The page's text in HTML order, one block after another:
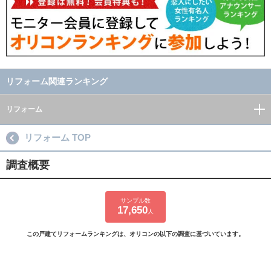
リフォーム関連ランキング
リフォーム
リフォーム TOP
調査概要
サンプル数
17,650 人
この戸建てリフォームランキングは、オリコンの以下の調査に基づいています。